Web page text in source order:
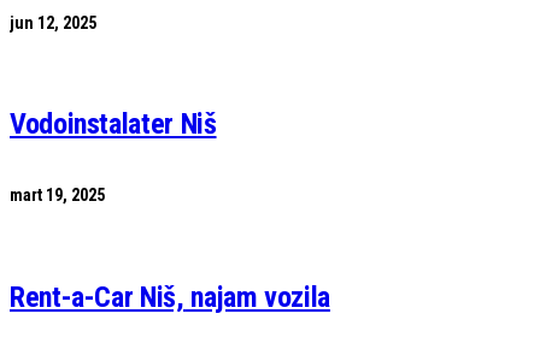
jun 12, 2025
Vodoinstalater Niš
mart 19, 2025
Rent-a-Car Niš, najam vozila